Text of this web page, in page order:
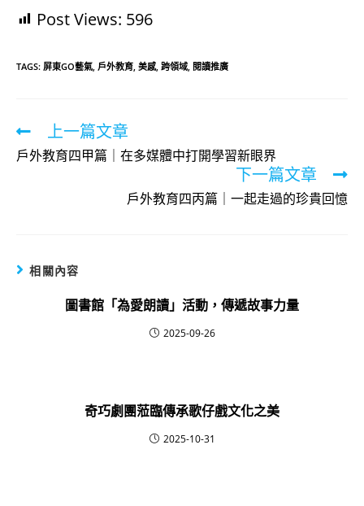
Post Views: 596
TAGS: 屏東GO藝氣 戶外教育 美感, 跨領域 閱讀推廣
Read
more
上一篇文章
戶外教育四甲篇｜在多媒體中打開學習新眼界
下一篇文章
戶外教育四丙篇｜一起走過的珍貴回憶
相關內容
圖書館「為愛朗讀」活動，傳遞故事力量
2025-09-26
奇巧劇團蒞臨傳承歌仔戲文化之美
2025-10-31